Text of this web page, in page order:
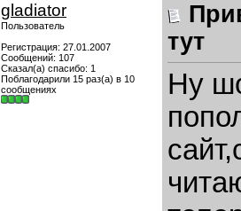
gladiator
Пользователь
Регистрация: 27.01.2007
Сообщений: 107
Сказал(а) спасибо: 1
Поблагодарили 15 раз(а) в 10
сообщениях
тут
Ну